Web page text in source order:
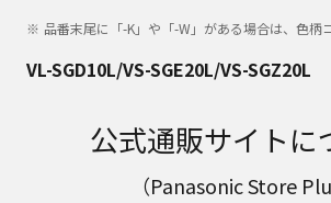
品番末尾に「-K」や「-W」がある場合は、色柄
VL-SGD10L/VS-SGE20L/VS-SGZ20L
公式通販サイトに
（Panasonic Store